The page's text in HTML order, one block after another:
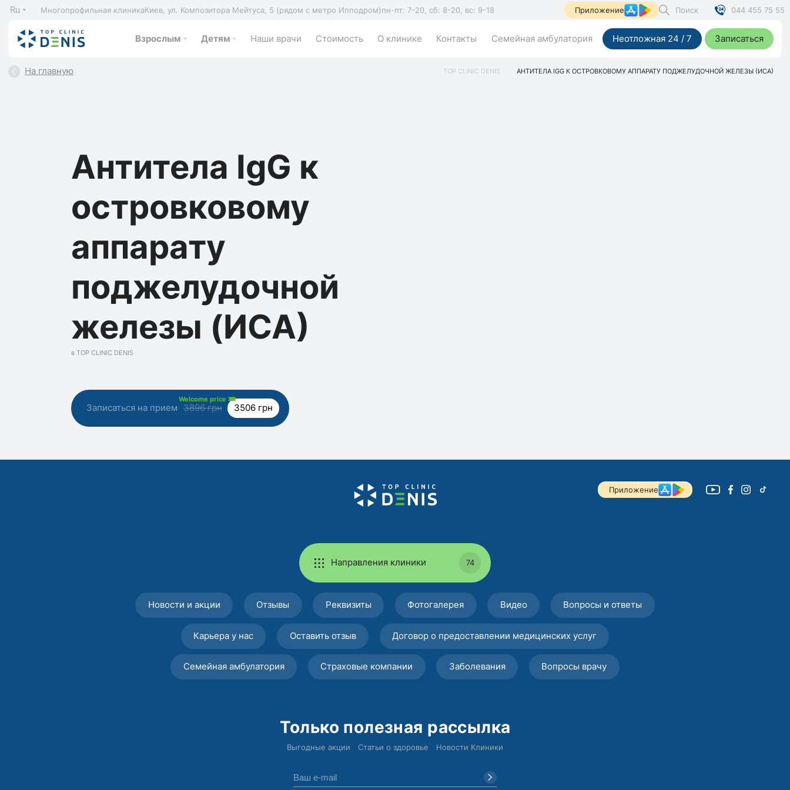
Ru Многопрофильная клиникаКиев, ул. Композитора Мейтуса, 5 (рядом с метро Ипподром)пн-пт: 7-20, сб: 8-20, вс: 9-18 Приложение Поиск 044 455 75 55
Взрослым Детям Наши врачи Стоимость О клинике Контакты Семейная амбулатория Неотложная 24 / 7 Записаться
На главную TOP CLINIC DENIS АНТИТЕЛА IGG К ОСТРОВКОВОМУ АППАРАТУ ПОДЖЕЛУДОЧНОЙ ЖЕЛЕЗЫ (ИСА)
Антитела IgG к
островковому
аппарату
поджелудочной
железы (ИСА)
в TOP CLINIC DENIS
Записаться на прием
Welcome price
3896 грн 3506 грн
Приложение
Направления клиники 74
Новости и акции Отзывы Реквизиты Фотогалерея Видео Вопросы и ответы
Карьера у нас Оставить отзыв Договор о предоставлении медицинских услуг
Семейная амбулатория Страховые компании Заболевания Вопросы врачу
Только полезная рассылка
Выгодные акции Статьи о здоровье Новости Клиники